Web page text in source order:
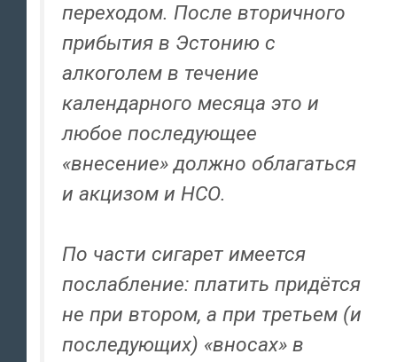
переходом. После вторичного
прибытия в Эстонию с
алкоголем в течение
календарного месяца это и
любое последующее
«внесение» должно облагаться
и акцизом и НСО.
По части сигарет имеется
послабление: платить придётся
не при втором, а при третьем (и
последующих) «вносах» в